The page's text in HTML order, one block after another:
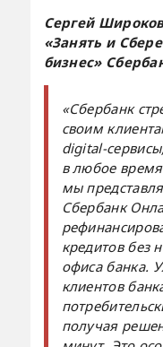
Сергей
«Занять и
бизнес»
«Сбербанк
своим
digital-
в любое
мы
Сбербанк
кредитов без
офиса банка.
клиентов
получая